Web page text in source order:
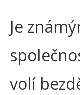
Je
volí